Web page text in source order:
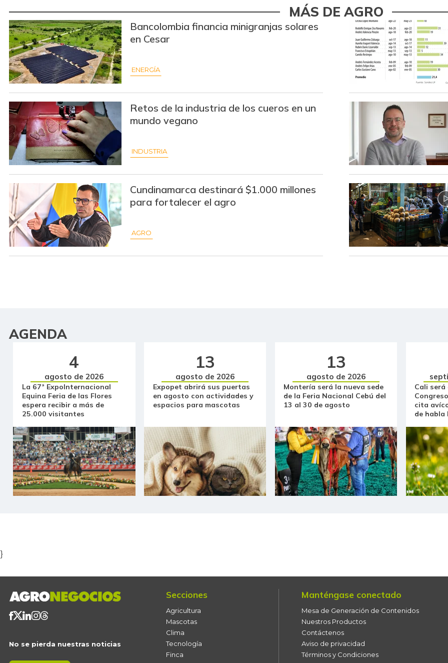
Bocachico criollo fresco
Bocachico importado
Bola de brazo de res
Bola de pierna de res
Bota de res
Brazo con hueso de cerdo
Brazo sin hueso de cerdo
Café instantáneo
Café molido
Carne de cerdo en canal
Cebolla larga
Cebollín chino
Centro de pierna de res
Chocolate dulce
Chócolo mazorca
Cilantro
Costilla de res
Curuba larga
Espinaca
MÁS DE AGRO
Bancolombia financia minigranjas solares
en Cesar
ENERGÍA
Retos de la industria de los cueros en un
mundo vegano
INDUSTRIA
Cundinamarca destinará $1.000 millones
para fortalecer el agro
AGRO
AGENDA
4
agosto de 2026
La 67ª ExpoInternacional
Equina Feria de las Flores
espera recibir a más de
25.000 visitantes
13
agosto de 2026
Expopet abrirá sus puertas
en agosto con actividades y
espacios para mascotas
13
agosto de 2026
Montería será la nueva sede
de la Feria Nacional Cebú del
13 al 30 de agosto
Cali será
cita
de habla
}
No se pierda nuestras noticias
Secciones
Agricultura
Mascotas
Clima
Tecnología
Finca
Manténgase conectado
Mesa de Generación de Contenidos
Nuestros Productos
Contáctenos
Aviso de privacidad
Términos y Condiciones